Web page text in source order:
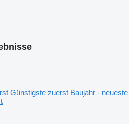
Günstigste zuerst Baujahr - neueste